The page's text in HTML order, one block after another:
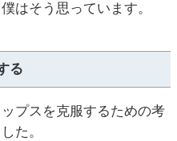
はそう思っています。
る
プスを克服するための考
た。